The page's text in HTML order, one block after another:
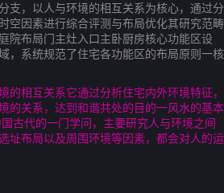
支，以人与环境的相互关系为核心，通过分
空因素进行综合评测与布局优化其研究范畴
院布局门主灶入口主卧厨房核心功能区设
，系统规范了住宅各功能区的布局原则一核
的相互关系它通过分析住宅内外环境特征，
的关系，达到和谐共处的目的一风水的基本
古代的一门学问，主要研究人与环境之间
址布局以及周围环境等因素，都会对人的运